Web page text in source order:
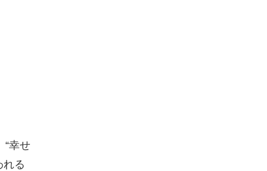
幸せ
れる